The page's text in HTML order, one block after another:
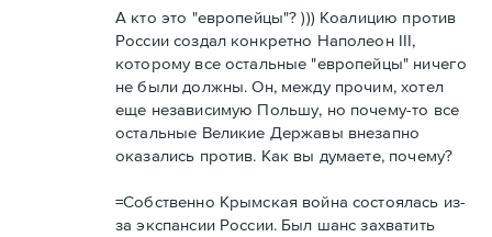
А кто это "европейцы"? ))) Коалицию против
России создал конкретно Наполеон III,
которому все остальные "европейцы" ничего
не были должны. Он, между прочим, хотел
еще независимую Польшу, но почему-то все
остальные Великие Державы внезапно
оказались против. Как вы думаете, почему?
=Собственно Крымская война состоялась из-
за экспансии России. Был шанс захватить